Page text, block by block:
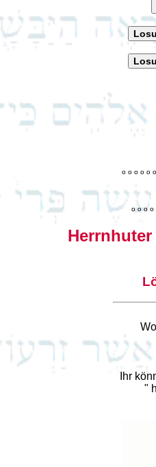
o o o o o o
o o o o
Ihr
"